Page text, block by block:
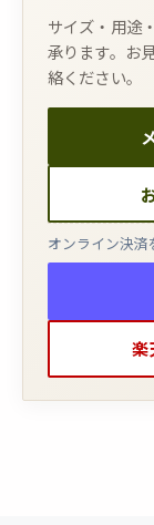
サイズ・用途
承ります。お
絡ください。
オンライン決済
楽